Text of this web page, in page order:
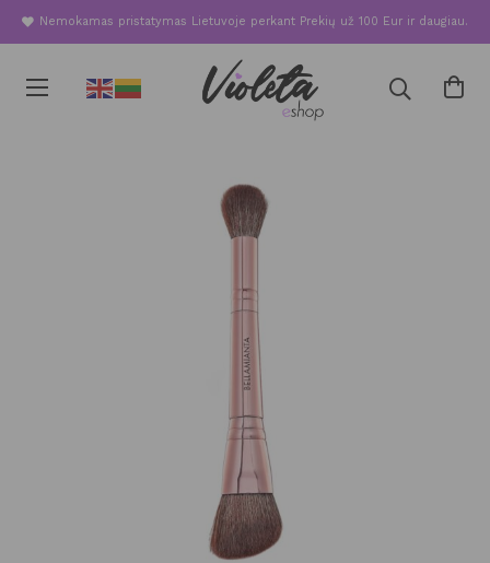
Nemokamas pristatymas Lietuvoje perkant Prekių už 100 Eur ir daugiau.